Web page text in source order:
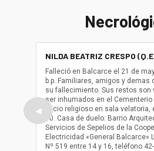
◀
NILDA BEATRIZ CRESPO
Falleció en Balcarce el 21 de
b.p. Familiares, amigos y demas
su fallecimiento. Sus restos son
ser inhumados en el Cementerio
oficio religioso en sala velatoria,
10. Casa de duelo: Barrio
Servicios de Sepelios de la
Electricidad «General Balcarce»
Nº 519 entre 14 y 16, teléfono